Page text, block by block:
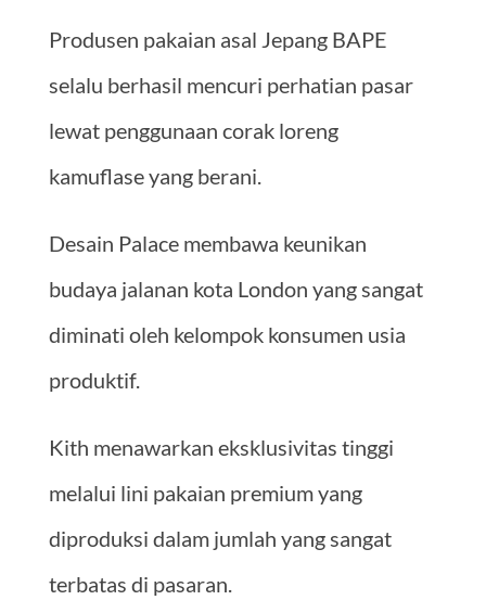
Produsen pakaian asal Jepang BAPE
selalu berhasil mencuri perhatian pasar
lewat penggunaan corak loreng
kamuflase yang berani.
Desain Palace membawa keunikan
budaya jalanan kota London yang sangat
diminati oleh kelompok konsumen usia
produktif.
Kith menawarkan eksklusivitas tinggi
melalui lini pakaian premium yang
diproduksi dalam jumlah yang sangat
terbatas di pasaran.